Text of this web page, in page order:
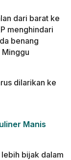
dari barat ke
menghindari
benang
Minggu
dilarikan ke
Manis
bijak dalam